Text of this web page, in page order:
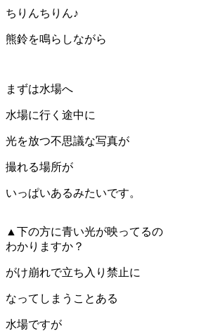
ちりんちりん♪
熊鈴を鳴らしながら
まずは水場へ
水場に行く途中に
光を放つ不思議な写真が
撮れる場所が
いっぱいあるみたいです。
▲下の方に青い光が映ってるの
わかりますか？
がけ崩れで立ち入り禁止に
なってしまうことある
水場ですが